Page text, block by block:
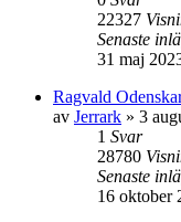
22327
Senaste
31 maj
Ragvald
av Jerrark » 3
1 Svar
28780
Senaste
16 oktober